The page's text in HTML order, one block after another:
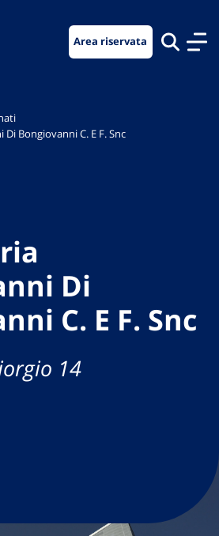
Area riservata
Bongiovanni C. E F. Snc
Di
C. E F. Snc
14